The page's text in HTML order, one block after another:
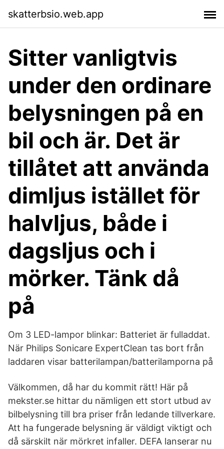
skatterbsio.web.app
Sitter vanligtvis
under den ordinare
belysningen på en
bil och är. Det är
tillåtet att använda
dimljus istället för
halvljus, både i
dagsljus och i
mörker. Tänk då
på
Om 3 LED-lampor blinkar: Batteriet är fulladdat.
När Philips Sonicare ExpertClean tas bort från
laddaren visar batterilampan/batterilamporna på
Välkommen, då har du kommit rätt! Här på
mekster.se hittar du nämligen ett stort utbud av
bilbelysning till bra priser från ledande tillverkare.
Att ha fungerade belysning är väldigt viktigt och
då särskilt när mörkret infaller. DEFA lanserar nu